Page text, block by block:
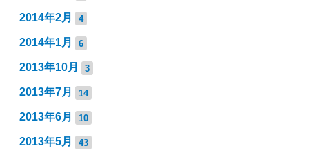
2014年2月 4
2014年1月 6
2013年10月 3
2013年7月 14
2013年6月 10
2013年5月 43